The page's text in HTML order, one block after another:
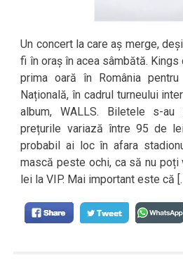
Un concert la care aș merge,
fi în oraș în acea sâmbătă.
prima oară în România
Națională, în cadrul turneului
album, WALLS. Biletele s-
prețurile variază între 95 de
probabil ai loc în afara
mască peste ochi, ca să nu
lei la VIP. Mai important este că